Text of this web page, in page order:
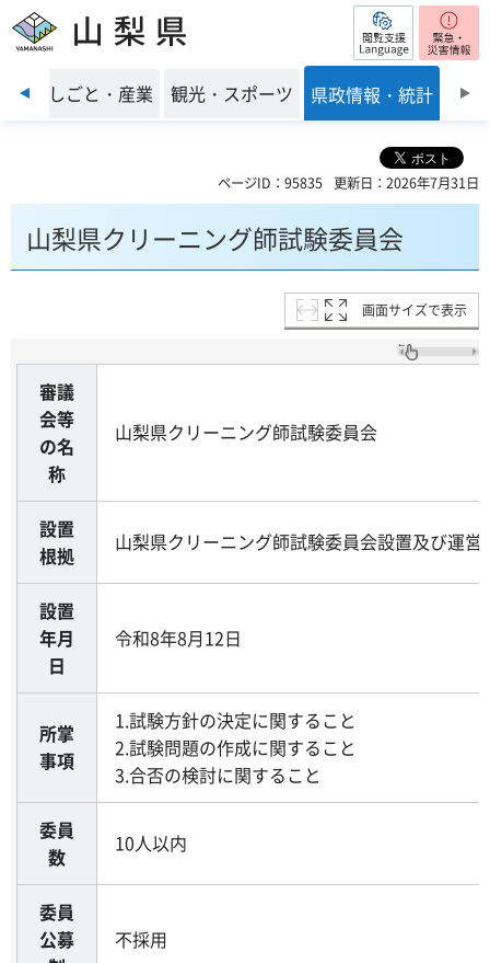
山梨県 閲覧支援
前のスライドを表示
境 しごと・産業 観光・スポーツ 県政情報・統計
ページID：95835 更新日：2026年7月31日
山梨県クリーニング師試験委員会
画面サイズで表示
審議
会等
の名
称
山梨県クリーニング師試験委員会
設置
根拠
山梨県クリーニング師試験委員会設置及び運営
設置
年月
日
令和8年8月12日
所掌
事項
1.試験方針の決定に関すること
2.試験問題の作成に関すること
3.合否の検討に関すること
委員
数
10人以内
委員
公募
不採用